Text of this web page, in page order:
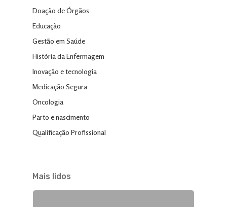
Doação de Órgãos
Educação
Gestão em Saúde
História da Enfermagem
Inovação e tecnologia
Medicação Segura
Oncologia
Parto e nascimento
Qualificação Profissional
Mais lidos